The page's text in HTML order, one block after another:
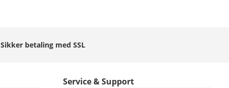
Sikker betaling medSSL
Service & Support